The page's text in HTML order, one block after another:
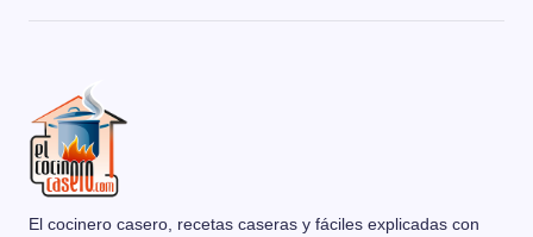
El cocinero casero, recetas caseras y fáciles explicadas con